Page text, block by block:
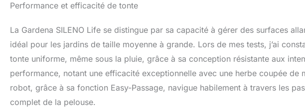
Performance et efficacité de tonte
La Gardena SILENO Life se distingue par sa capacité à gérer des surfaces
idéal pour les jardins de taille moyenne à grande. Lors de mes tests, j’ai
tonte uniforme, même sous la pluie, grâce à sa conception résistante aux
performance, notant une efficacité exceptionnelle avec une herbe coupée de
robot, grâce à sa fonction Easy-Passage, navigue habilement à travers les
complet de la pelouse.